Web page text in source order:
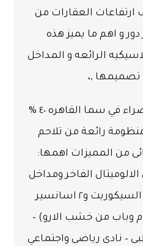
العقارات من
دور و اهم ما يميز هذه
الرائعه و المداخل
تصميمها ,،
في سما القاهره
٤٠ %
رائعة من تلاحم
من المميزات اهمها:
الالوميتال الفاخر ومداخل
من الجرانتيت والزجاج السيكوريت و٢ اسانسير
وباب من خشب الارو)
–
– نادى رياضى واجتماعي